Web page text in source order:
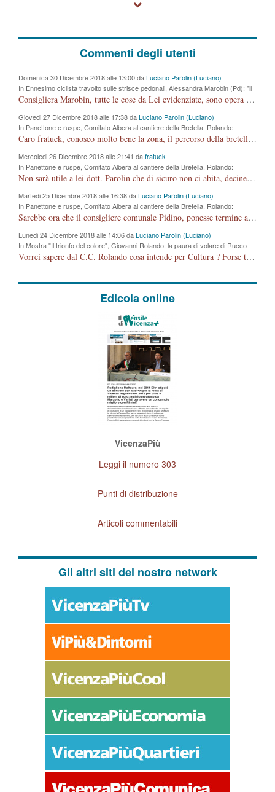
Commenti degli utenti
Domenica 30 Dicembre 2018 alle 13:00 daLuciano Parolin (Luciano)
In Ennesimo ciclista travolto sulle strisce pedonali, Alessandra Marobin (Pd): "il
Comune si svegli"
Consigliera Marobin, tutte le cose da Lei evidenziate, sono opera del suo ex Assessore e compagno di Partito Antonio Marco Dalla Pozza Assessore alla "progettazione" di piste ciclabili e altre porcherie. A lui manderei il conto da saldare per incidenti e danni alle persone. E' ora che "finiamola." Avete perso rassegnatevi. qui IL SINDACO RUCCO NON C'ENTRA PER NIENTE. CAPITO!!!!!!!! Amen.
Giovedi 27 Dicembre 2018 alle 17:38 daLuciano Parolin (Luciano)
In Panettone e ruspe, Comitato Albera al cantiere della Bretella. Rolando:
"rispettare il cronoprogramma"
Caro fratuck, conosco molto bene la zona, il percorso della bretella, la situazione dei cittadini, abito in Viale Trento. A partire dal 2003 ho partecipato al Comitato di Maddalene pro bretella, e a riunioni propositive per apportare modifiche al progetto. Numerose mie foto del territorio sono arrivate a Roma, altri miei interventi (non graditi dalla Sx) sono stati pubblicati dal GdV, assieme ad altri come Ciro Asproso, ora favorevole alla bretella. Ho partecipato alla raccolta firme per la chiusura della strada x 5 giorni eseguita dal Sindaco Hullwech per sforamento 180 Micro/g. Pertanto come impegno per la tematica sono apposto con la coscienza. Ora il Progetto è partito, fine! Voglio dire che la nuova Giunta "comunale" non c'entra più. L'opera sarà "malauguratamente" eseguita, ma non con il mio placet. Il Consigliere Comunale dovrebbe capire che la campagna elettorale è finita, con buona pace di tutti. Quello che invece dovrebbe interessare è la proprietà della strada, dall'uscita autostradale Ovest, sino alla Rotatoria dell'Albara, vi sono tre possessori: Autostrade SpA; La Provincia, il Comune. Come la mettiamo per il futuro ? I costi, da 50 sono saliti a 100 milioni di € come dire 20 milioni a KM (!) da non credere. Comunque si farà. Ma nessuno canti Vittoria, anzi meglio non farne un ulteriore fatto "partitico" per questioni elettorali o di seggio. Se mi manda la sua mail, sono disponibile ad inviare i documenti e le foto sopra descritte. Con ossequi, Luciano Parolin
Mercoledi 26 Dicembre 2018 alle 21:41 dafratuck
In Panettone e ruspe, Comitato Albera al cantiere della Bretella. Rolando:
"rispettare il cronoprogramma"
Non sarà utile a lei dott. Parolin che di sicuro non ci abita, decine di migliaia di TIR, automobili e padroncini che passano quotidianamente per una strada appena rotabile, non è più possibile stendere i panni, attraversare la strada senza rischiare la morte, le case stanno crepando, i tempi sono cambiati e la bretella non passerà assolutamente per maddalene (ma cosa sta a dire?!), dia invece responsabilità a chi ha costruito tagliando la strada che doveva invece terminare a isola vicentina e non al moracchino lasciando Motta di Costabissara ancora in panne di traffico. I tempi sono cambiati dottore e se l'anagrafe della vita stagna nell'essere umano impressioni conservatrici, la società non le considera perchè va avanti, si industrializza e ha bisogno di infrastrutture e di sviluppo. Ultima considerazione, se è geloso di Rolando perchè vede in lui solo campagne politiche mentre si difendono i SOLI diritti dei cittadini, la preghiamo faccia considerazioni più appropriate. Saluti e complimenti per i suoi scritti.
Martedi 25 Dicembre 2018 alle 16:38 daLuciano Parolin (Luciano)
In Panettone e ruspe, Comitato Albera al cantiere della Bretella. Rolando:
"rispettare il cronoprogramma"
Sarebbe ora che il consigliere comunale Pidino, ponesse termine alla campagna elettorale nel territorio del suo seggio Villaggio del Sole. La tiraca è iniziata, distruggerà 6 km di prateria ovest della città, ricca di fonti e sorgenti d'acqua. I cittadini di Maddalene non avranno più Pace la notte. Molta colpa per la costruzione di questa Strada è proprio del signor Rolando,dei suoi gazebo mobili e che vuol far passare questa opera VANDALICA come progetto "utile" a chi ? Non è cosa seria sig. Rolando!
Lunedi 24 Dicembre 2018 alle 14:06 daLuciano Parolin (Luciano)
In Mostra "Il trionfo del colore", Giovanni Rolando: la paura di volare di Rucco
Vorrei sapere dal C.C. Rolando cosa intende per Cultura ? Forse tarallucci, vino e sagre, o spaghetti tricolori del PD ? Il continuo (s)parlare della mostra a Palazzo Chiericati caro consigliere DANNEGGIA FORTEMENTE l'immagine della città TUTTA e fa deviare i consensi che in RUSSIA (badi bene ex U.R.S.S.) sono ECCELLENTI. A livello artistico l'evento è di alta Valenza culturale, COMPITO di Tutta la Cittadinanza fare il possibile per propagandare l'iniziativa senza farne UN CASO PARTITICO come fa Lei da sempre. Meno Gazebo + Partecipazione! E così sia. Amen.
Edicola online
VicenzaPiù
Leggi il numero 303
Punti di distribuzione
Articoli commentabili
Gli altri siti del nostro network